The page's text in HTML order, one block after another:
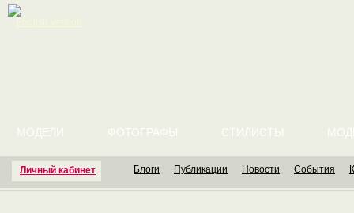
Личный кабинет
МОДЕЛИ ФОТОГРАФЫ СТИЛИСТЫ
Блоги Публикации Новости События